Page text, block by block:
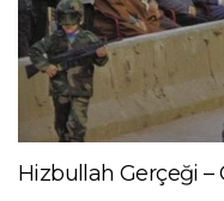
Hizbullah Gerçeği –